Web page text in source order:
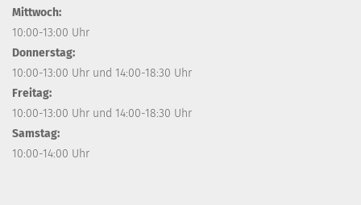
Mittwoch:
10:00-13:00 Uhr
Donnerstag:
10:00-13:00 Uhr und 14:00-18:30 Uhr
Freitag:
10:00-13:00 Uhr und 14:00-18:30 Uhr
Samstag:
10:00-14:00 Uhr